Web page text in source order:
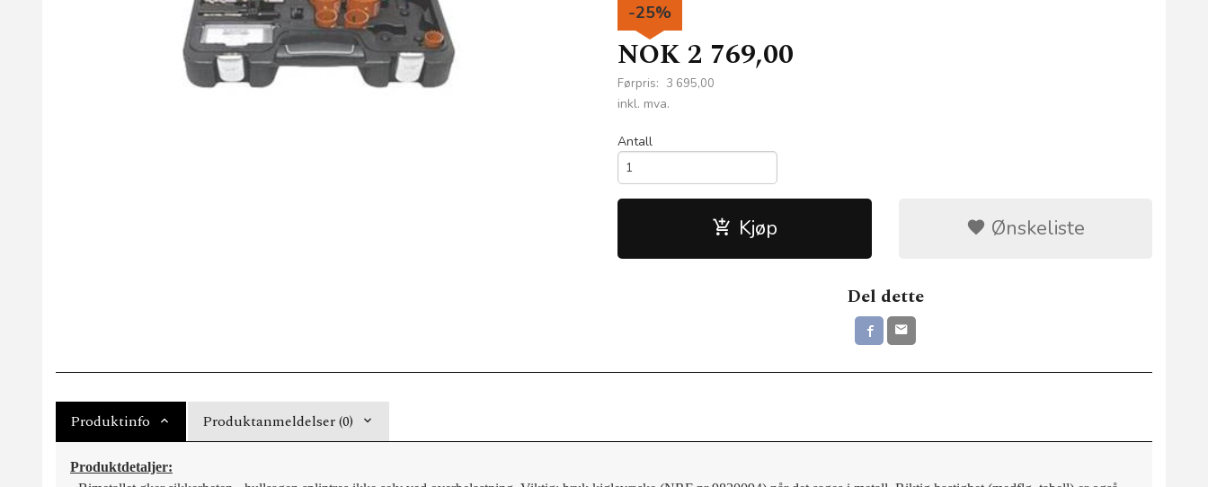
NOK2 769,00
Førpris: 3 695,00
Rabatt
-25%
inkl. mva.
Antall
Kjøp Ønskeliste
Del dette
Produktinfo Produktanmeldelser (0)
Produktdetaljer: